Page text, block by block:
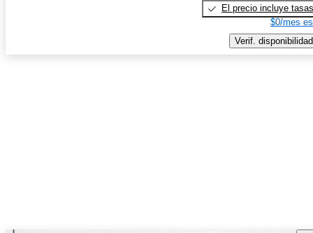
El precio incluye tasas
$0/mes
Verif. disponibilidad